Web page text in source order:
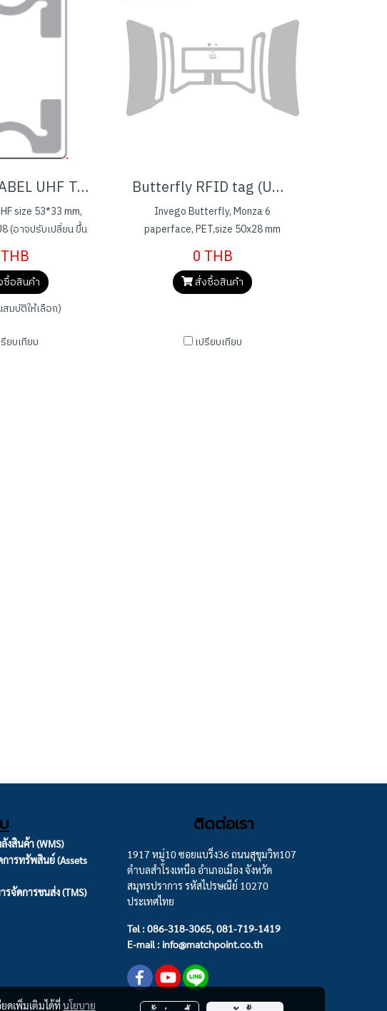
STICKER LABEL UHF TAG (L053033F2U)
size 53*33 mm,
(อาจปรับเปลี่ยน ขึ้น
ผู้ผลิต ณ เวลานั้น)
ซื้อสินค้า
มบัติให้เลือก)
ยบเทียบ
Butterfly RFID tag (UHF) - paperface - PET
Invego Butterfly, Monza 6
paperface, PET,size 50x28 mm
(antenna size)
0 THB
สั่งซื้อสินค้า
เปรียบเทียบ
งสินค้า (WMS)
ารทรัพสินย์ (Assets
รจัดการขนส่ง (TMS)
ติดต่อเรา
1917 หมู่10 ซอยแบริ่ง36 ถนนสุขุมวิท107
ตำบลสำโรงเหนือ อำเภอเมือง จังหวัด
สมุทรปราการ รหัสไปรษณีย์ 10270
ประเทศไทย
Tel : 086-318-3065, 081-719-1419
E-mail : info@matchpoint.co.th
ดเพิ่มเติมได้ที่นโยบาย